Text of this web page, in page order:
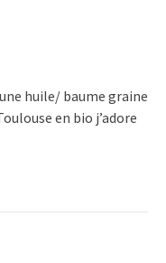
huile/ baume graine
en bio j’adore